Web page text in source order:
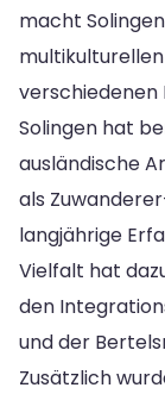
macht
verschiedenen
Solingen hat
ausländische
als
langjährige
Vielfalt hat
den
und der
Zusätzlich